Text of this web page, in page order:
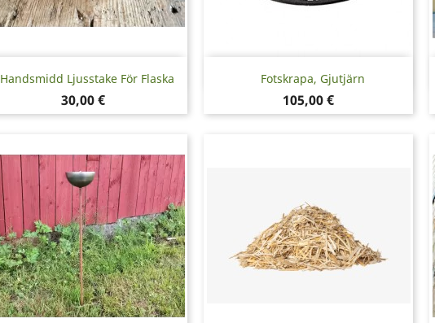
Handsmidd Ljusstake För Flaska
Pris
30,00 €
 Snabbvy Fotskrapa, Gjutjärn
Pris
105,00 €
Snabbvy